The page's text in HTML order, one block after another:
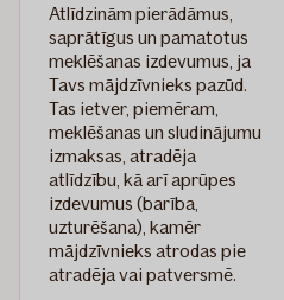
Atlīdzinām pierādāmus,
saprātīgus un pamatotus
meklēšanas izdevumus, ja
Tavs mājdzīvnieks pazūd.
Tas ietver, piemēram,
meklēšanas un sludinājumu
izmaksas, atradēja
atlīdzību, kā arī aprūpes
izdevumus (barība,
uzturēšana), kamēr
mājdzīvnieks atrodas pie
atradēja vai patversmē.